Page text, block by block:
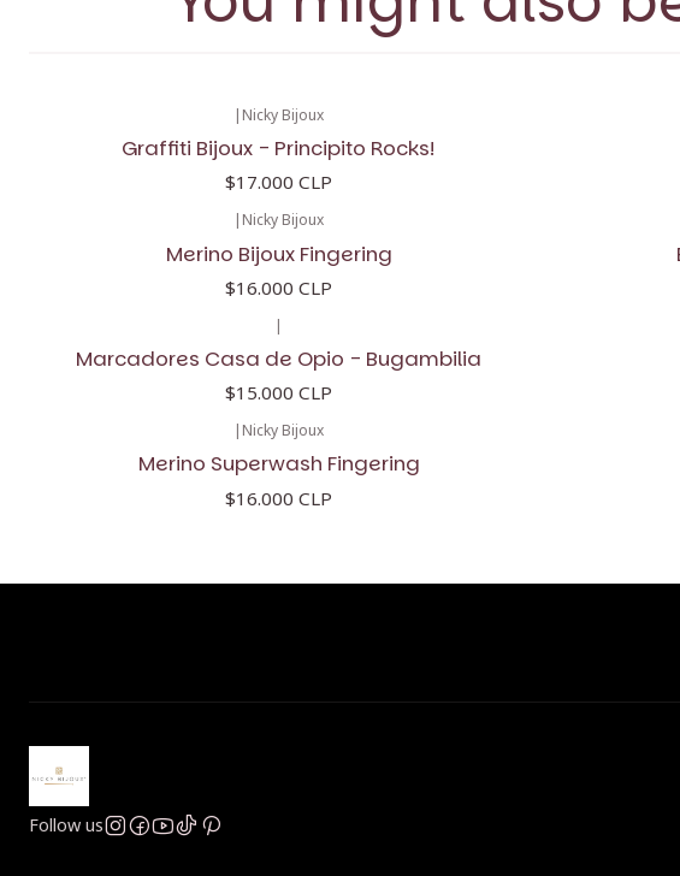
| Nicky Bijoux
Graffiti Bijoux - Principito Rocks!
$17.000 CLP
| Nicky Bijoux
Merino Bijoux Fingering
$16.000 CLP
|
Marcadores Casa de Opio - Bugambilia
$15.000 CLP
| Nicky Bijoux
Merino Superwash Fingering
$16.000 CLP
Follow us